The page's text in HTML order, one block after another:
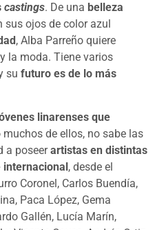
castings. De una belleza
sus ojos de color azul
, Alba Parreño quiere
la moda. Tiene varios
su futuro es de lo más
linarenses que
muchos de ellos, no sabe las
a poseerartistas en distintas
internacional, desde el
Coronel, Carlos Buendía,
Paca López, Gema
Gallén, Lucía Marín,